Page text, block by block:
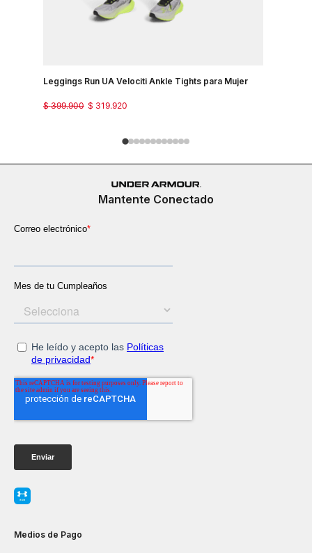
Leggings Run UA Velociti Ankle Tights para Mujer
$ 319.920
$ 399.900
Mantente Conectado
Medios de Pago